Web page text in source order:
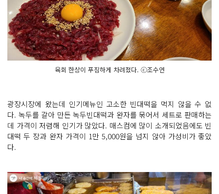
육회 한상이 푸짐하게 차려졌다. ⓒ조수연
광장시장에 왔는데 인기메뉴인 고소한 빈대떡을 먹지 않을 수 없
다. 녹두를 갈아 만든 녹두빈대떡과 완자를 묶어서 세트로 판매하는
데 가격이 저렴해 인기가 많았다. 매스컴에 많이 소개되었음에도 빈
대떡 두 장과 완자 가격이 1만 5,000원을 넘지 않아 가성비가 좋았
다.